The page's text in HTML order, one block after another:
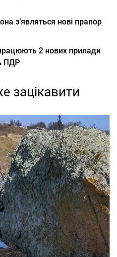
з’являться нові прапор
2 нових прилади
ПДР
зацікавити